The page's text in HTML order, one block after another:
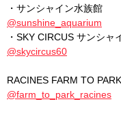
・サンシャイン水族館
@sunshine_aquarium
・SKY CIRCUS サンシャ
@skycircus60
RACINES FARM TO
@farm_to_park_racines